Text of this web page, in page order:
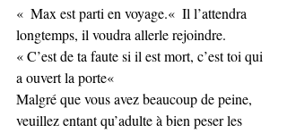
«  Max est parti en voyage.«  Il l’attendra
longtemps, il voudra allerle rejoindre.
« C’est de ta faute si il est mort, c’est toi qui
a ouvert la porte«
Malgré que vous avez beaucoup de peine,
veuillez entant qu’adulte à bien peser les